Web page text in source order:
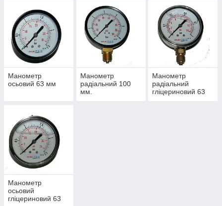
Манометр
осьовий 63 мм
Манометр
радіальний 100
мм.
Манометр
радіальний
гліцериновий 63
Манометр
осьовий
гліцериновий 63